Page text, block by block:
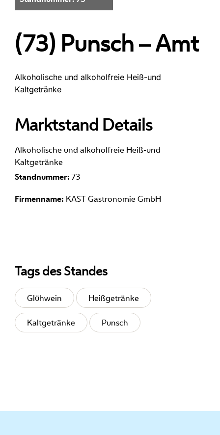
(73) Punsch – Amt
Alkoholische und alkoholfreie Heiß-und
Kaltgetränke
Marktstand Details
Alkoholische und alkoholfreie Heiß-und
Kaltgetränke
Standnummer:73
Firmenname: KAST Gastronomie GmbH
Tags des Standes
Glühwein Heißgetränke
Kaltgetränke Punsch